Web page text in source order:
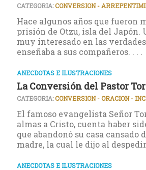
CATEGORIA:CONVERSION -
Hace algunos años que fueron
prisión de Otzu, isla del Japón.
muy interesado en las
enseñaba a sus compañeros. . . .
ANECDOTAS E ILUSTRACIONES
La Conversión del Pastor
CATEGORIA:CONVERSION - ORACION -
El famoso evangelista Señor
almas a Cristo, cuenta haber
que abandonó su casa cansado
madre, la cual le dijo al
ANECDOTAS E ILUSTRACIONES